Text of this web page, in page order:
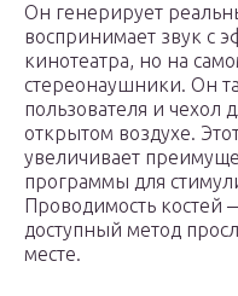
Он генерирует
воспринимает звук с
кинотеатра, но на
стереонаушники. Он
пользователя и чехол
открытом воздухе.
увеличивает
программы для
Проводимость костей
доступный метод
месте.